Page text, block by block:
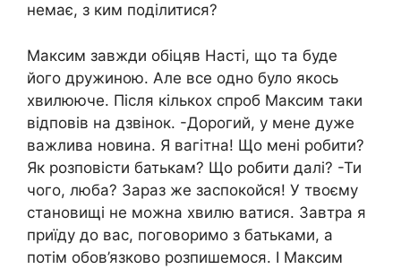
немає, з ким поділитися?
Максим завжди обіцяв Насті, що та буде
його дружиною. Але все одно було якось
хвилююче. Після кількох спроб Максим таки
відповів на дзвінок. -Дорогий, у мене дуже
важлива новина. Я вагітна! Що мені робити?
Як розповісти батькам? Що робити далі? -Ти
чого, люба? Зараз же заспокойся! У твоєму
становищі не можна хвилю ватися. Завтра я
приїду до вас, поговоримо з батьками, а
потім обов’язково розпишемося. І Максим